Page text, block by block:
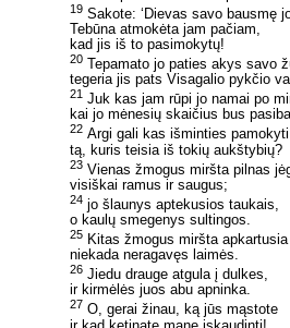
19 Sakote: ‘Dievas savo bausmę
Tebūna atmokėta jam pačiam,
kad jis iš to pasimokytų!
20 Tepamato jo paties akys savo
tegeria jis pats Visagalio pykčio
21 Juk kas jam rūpi jo namai po
kai jo mėnesių skaičius bus
22 Argi gali kas išminties
tą, kuris teisia iš tokių aukštybių?
23 Vienas žmogus miršta pilnas
visiškai ramus ir saugus;
24 jo šlaunys aptekusios taukais,
o kaulų smegenys sultingos.
25 Kitas žmogus miršta
niekada neragavęs laimės.
26 Jiedu drauge atgula į dulkes,
ir kirmėlės juos abu apninka.
27 O, gerai žinau, ką jūs mąstote